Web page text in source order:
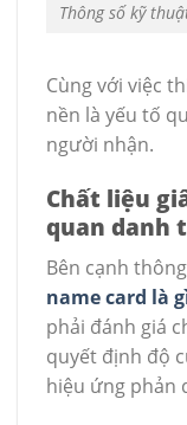
Thông số kỹ
Cùng với việc
nền là yếu tố
người nhận.
Chất liệu
quan danh
Bên cạnh
name card là
phải đánh giá
quyết định độ
hiệu ứng phản